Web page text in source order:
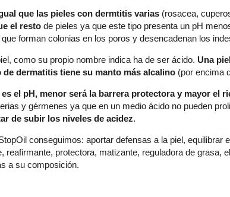
que las pieles con dermtitis varias (rosacea,
el restode pieles ya que este tipo presenta un pH
forman colonias en los poros y desencadenan los
como su propio nombre indica ha de ser ácido. Una
dermatitis tiene su manto más alcalino (por encima
el pH, menor será la barrera protectora y mayor el
y gérmenes ya que en un medio ácido no pueden
de subir los niveles de acidez.
conseguimos: aportar defensas a la piel,
reafirmante, protectora, matizante, reguladora de grasa,
a su composición.